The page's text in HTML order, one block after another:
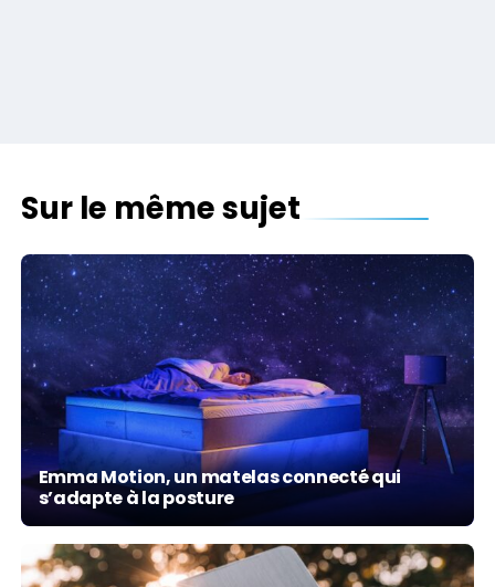
Sur le même sujet
Emma Motion, un matelas connecté qui
s’adapte à la posture